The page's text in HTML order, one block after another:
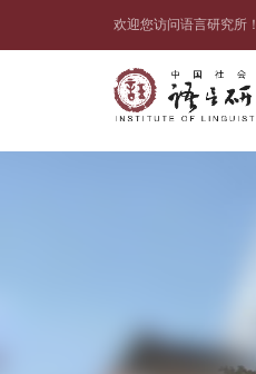
欢迎您访问语言研究所！